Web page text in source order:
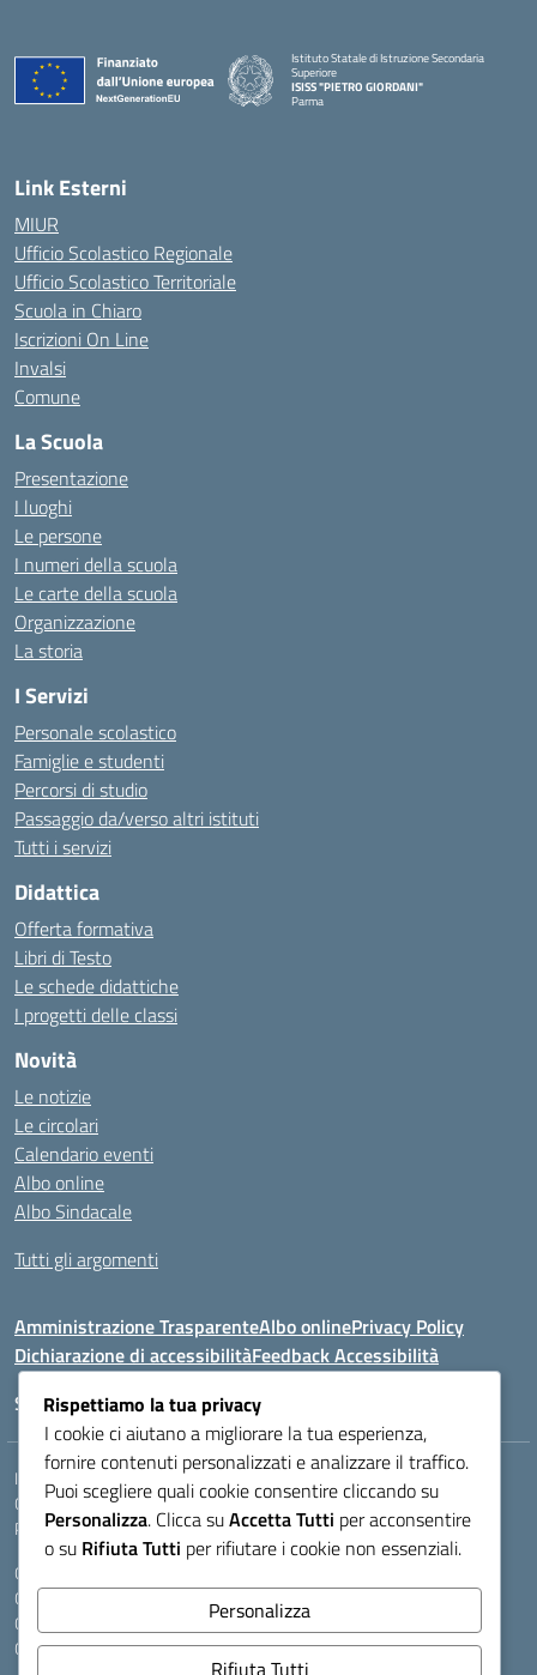
Istituto Statale di Istruzione Secondaria
Superiore
ISISS "PIETRO GIORDANI"
Parma
Link Esterni
MIUR
Ufficio Scolastico Regionale
Ufficio Scolastico Territoriale
Scuola in Chiaro
Iscrizioni On Line
Invalsi
Comune
La Scuola
Presentazione
I luoghi
Le persone
I numeri della scuola
Le carte della scuola
Organizzazione
La storia
I Servizi
Personale scolastico
Famiglie e studenti
Percorsi di studio
Passaggio da/verso altri istituti
Tutti i servizi
Didattica
Offerta formativa
Libri di Testo
Le schede didattiche
I progetti delle classi
Novità
Le notizie
Le circolari
Calendario eventi
Albo online
Albo Sindacale
Tutti gli argomenti
Amministrazione TrasparenteAlbo onlinePrivacy Policy
Dichiarazione di accessibilitàFeedback Accessibilità
Seguici su:
Indirizzo: VIA LAZIO, 3, 43100 PARMA (PR)
Centralino:0521272405 Email: PRIS00400B@istruzione.it
Posta elettronica certificata (PEC):pris00400b@pec.istruzione.it
Codice fiscale: 80011950344
Codice meccanografico:
Codice Indice delle Pubbliche Amministrazioni (IPA): istsc_pris00400b
Codice unico di fatturazione (CUF): A9A6B25
Rispettiamo la tua privacy
I cookie ci aiutano a migliorare la tua esperienza,
fornire contenuti personalizzati e analizzare il traffico.
Puoi scegliere quali cookie consentire cliccando su
Personalizza. Clicca suAccetta Tutti per acconsentire
o su Rifiuta Tutti per rifiutare i cookie non essenziali.
Personalizza
Rifiuta Tutti